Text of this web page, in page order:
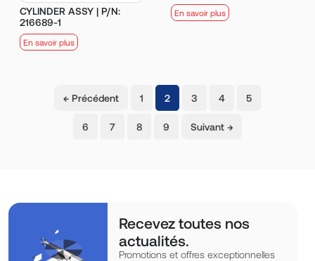
CYLINDER ASSY | P/N:
216689-1
En savoir plus
En savoir plus
← Précédent 1 2(current)
3 4 5
6 7 8 9 Suivant →
Recevez toutes nos
actualités.
Promotions et offres exceptionnelles